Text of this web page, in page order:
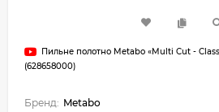
Пильне полотно Metabo «Multi Cut -
(628658000)
Бренд: Metabo